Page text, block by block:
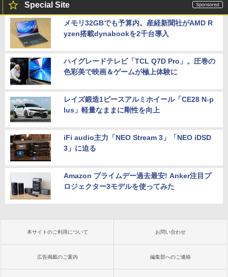
Special Site
メモリ32GBでも予算内。産経新聞社がAMD R
yzen搭載dynabookを2千台導入
ハイグレードテレビ「TCL Q7D Pro」。圧巻の
色彩美で映画＆ゲームが極上体験に
レイズ鍛造1ピースアルミホイール「CE28 N-p
lus」軽量なままに剛性を向上
iFi audio主力「NEO Stream 3」「NEO iDSD
3」に迫る
Amazon プライムデー過去最安! Anker注目プ
ロジェクター3モデルを使ってみた
本サイトのご利用について お問い合わせ
広告掲載のご案内 編集部へのご連絡